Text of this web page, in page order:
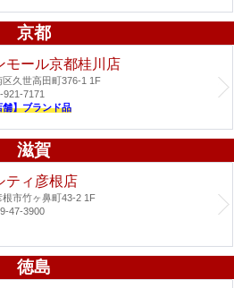
京都
モール京都桂川店
区久世高田町376-1 1F
921-7171
舗】ブランド品
滋賀
ティ彦根店
根市竹ヶ鼻町43-2 1F
47-3900
徳島